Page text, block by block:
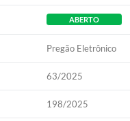
ABERTO
Pregão Eletrônico
63/2025
198/2025